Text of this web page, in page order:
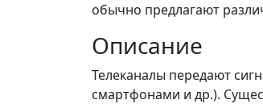
обычно предлагают
Описание
Телеканалы передают
смартфонами и др.).